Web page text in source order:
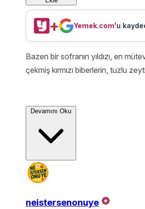
+ Yemek.com'u
Bazen bir sofranın yıldızı, en
çekmiş kırmızı biberlerin, tuzlu
Devamını Oku
neistersenonuye